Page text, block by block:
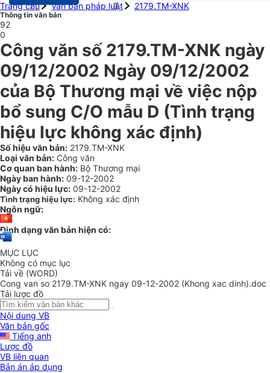
Trang chủ
Văn bản pháp luật 2179.TM-XNK
Thông tin văn bản
92
0
Công văn số 2179.TM-XNK ngày
09/12/2002 Ngày 09/12/2002
của Bộ Thương mại về việc nộp
bổ sung C/O mẫu D (Tình trạng
hiệu lực không xác định)
Số hiệu văn bản: 2179.TM-XNK
Loại văn bản: Công văn
Cơ quan ban hành: Bộ Thương mại
Ngày ban hành: 09-12-2002
Ngày có hiệu lực: 09-12-2002
Tình trạng hiệu lực: Không xác định
Ngôn ngữ:
Định dạng văn bản hiện có:
MỤC LỤC
Không có mục lục
Tải về (WORD)
Cong van so 2179.TM-XNK ngay 09-12-2002 (Khong xac dinh).doc
Tải lược đồ
Nội dung VB
Văn bản gốc
Tiếng anh
Lược đồ
VB liên quan
Bản án áp dụng